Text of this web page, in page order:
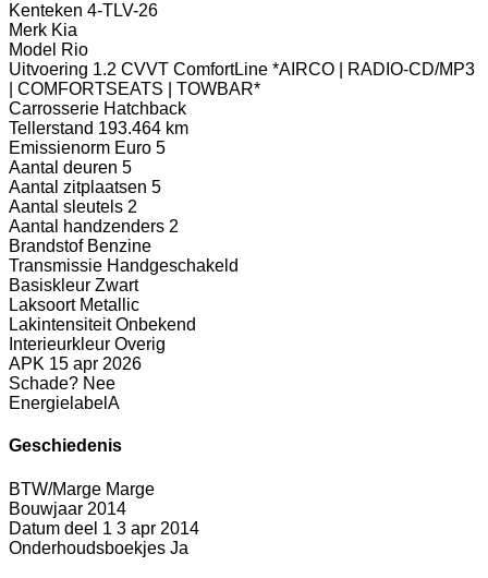
Kenteken 4-TLV-26
Merk Kia
Model Rio
Uitvoering 1.2 CVVT ComfortLine *AIRCO | RADIO-CD/MP3
| COMFORTSEATS | TOWBAR*
Carrosserie Hatchback
Tellerstand 193.464 km
Emissienorm Euro 5
Aantal deuren 5
Aantal zitplaatsen 5
Aantal sleutels 2
Aantal handzenders 2
Brandstof Benzine
Transmissie Handgeschakeld
Basiskleur Zwart
Laksoort Metallic
Lakintensiteit Onbekend
Interieurkleur Overig
APK 15 apr 2026
Schade? Nee
Energielabel A
Geschiedenis
BTW/Marge Marge
Bouwjaar 2014
Datum deel 1 3 apr 2014
Onderhoudsboekjes Ja